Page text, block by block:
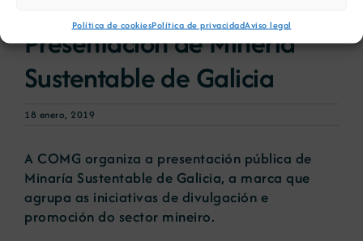
Política de cookiesPolítica de privacidadAviso legal
Presentación de Minería
Sustentable de Galicia
18 enero, 2019
A COMG organiza a presentación pública de
Minaría Sustentable de Galicia, a marca que
agrupa as iniciativas de divulgación e
promoción do sector mineiro.